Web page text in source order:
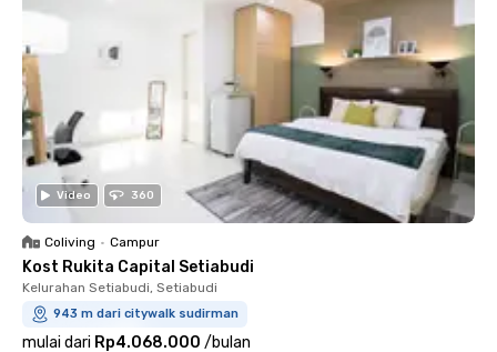
Video 360
Coliving • Campur
Kost Rukita Capital Setiabudi
Kelurahan Setiabudi, Setiabudi
943 m dari citywalk sudirman
mulai dari Rp4.068.000 /bulan